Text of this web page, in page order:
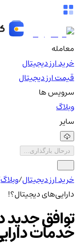
معامله
خرید ارز دیجیتال
قیمت ارز دیجیتال
سرویس ها
وبلاگ
سایر
درحال بارگذاری...
خرید ارز دیجیتال/وبلاگ/
دارایی‌های دیجیتال؟!
توافق
خدمات